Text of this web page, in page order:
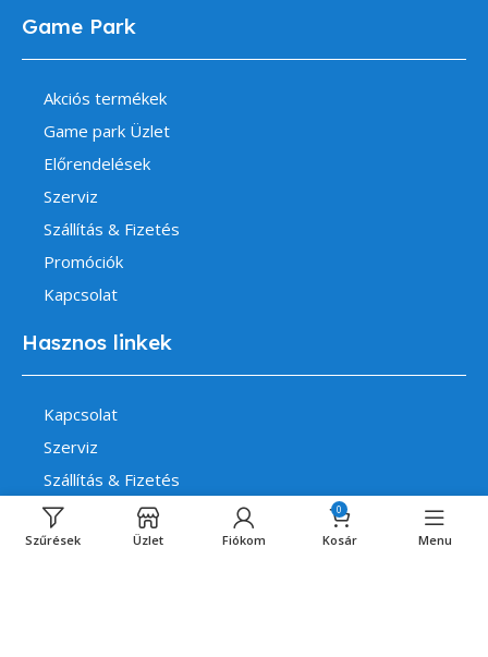
Game Park
Akciós termékek
Game park Üzlet
Előrendelések
Szerviz
Szállítás & Fizetés
Promóciók
Kapcsolat
Hasznos linkek
Kapcsolat
Szerviz
Szállítás & Fizetés
Fiókom
Általános Szerződési Feltételek
Szűrések Üzlet Fiókom
0
Kosár Menu